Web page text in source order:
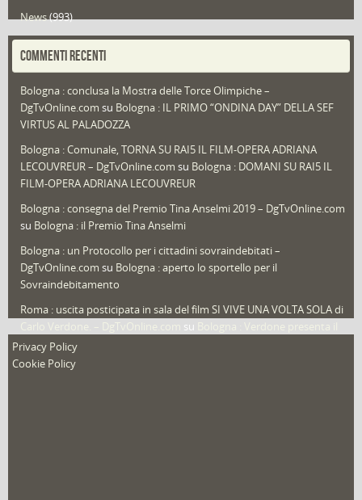
News(993)
Portfolio(1)
Redazioni(1.049)
Speciali (22)
Sport
That's Bologna Magazine(25)
Video (archivio) (263)
COMMENTI RECENTI
Bologna : conclusa la Mostra delle Torce Olimpiche –
DgTvOnline.com su Bologna : IL PRIMO “ONDINA DAY” DELLA SEF
VIRTUS AL PALADOZZA
Bologna : Comunale, TORNA SU RAI5 IL FILM-OPERA ADRIANA
LECOUVREUR – DgTvOnline.com su Bologna : DOMANI SU RAI5 IL
FILM-OPERA ADRIANA LECOUVREUR
Bologna : consegna del Premio Tina Anselmi 2019 – DgTvOnline.com
su Bologna : il Premio Tina Anselmi
Bologna : un Protocollo per i cittadini sovraindebitati –
DgTvOnline.com su Bologna : aperto lo sportello per il
Sovraindebitamento
Roma : uscita posticipata in sala del film SI VIVE UNA VOLTA SOLA di
su
nuovo film
Privacy Policy
Cookie Policy